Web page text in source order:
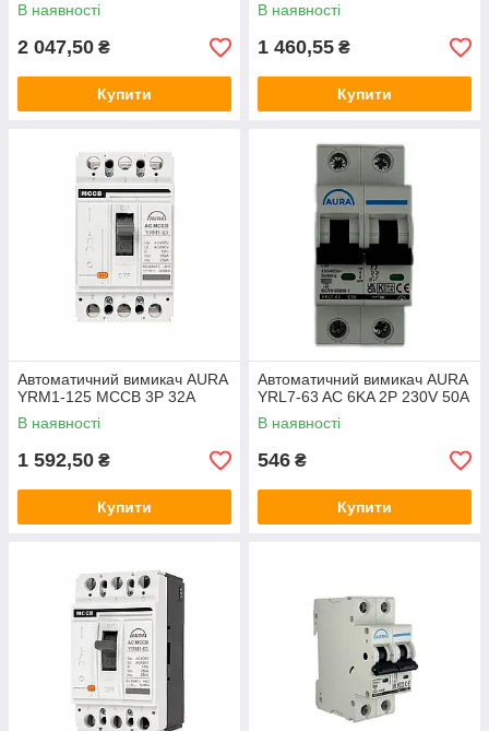
В наявності
2 047,50 ₴
Купити
В наявності
1 460,55 ₴
Купити
Автоматичний вимикач AURA
YRM1-125 MCCB 3P 32A
В наявності
1 592,50 ₴
Купити
Автоматичний вимикач AURA
YRL7-63 AC 6KA 2P 230V 50A
В наявності
546 ₴
Купити